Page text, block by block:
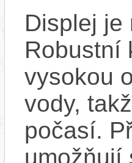
Displej je
Robustní
vysokou
vody,
počasí.
umožňují